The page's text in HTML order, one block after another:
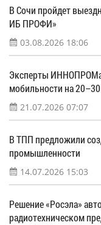
В Сочи пройдет
ИБ ПРОФИ»
03.08.2026 18:06
Эксперты ИННОПРОМа
мобильности на
21.07.2026 07:07
В ТПП предложили
промышленности
14.07.2026 15:03
Решение «Росэла»
радиотехническом